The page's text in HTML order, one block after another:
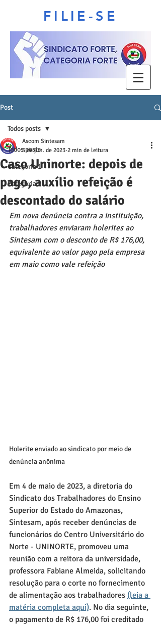
FILIE-SE
Post
Todos posts
Categoria 1
Categoria 2
Todos posts
Caso Uninorte: depois de
pago, auxílio refeição é
descontado do salário
Ascom Sintesam
5 de jun. de 2023 2 min de leitura
Em nova denúncia contra a instituição,
trabalhadores enviaram holerites ao
Sintesam com o desconto de R$ 176,00,
equivalente ao valor pago pela empresa
em maio como vale refeição
Holerite enviado ao sindicato por meio de
denúncia anônima
Em 4 de maio de 2023, a diretoria do
Sindicato dos Trabalhadores do Ensino
Superior do Estado do Amazonas,
Sintesam, após receber denúncias de
funcionários do Centro Universitário do
Norte - UNINORTE, promoveu uma
reunião com a reitora da universidade,
professora Fabiane Almeida, solicitando
resolução para o corte no fornecimento
de alimentação aos trabalhadores (leia a
matéria completa aqui). No dia seguinte,
o pagamento de R$ 176,00 foi creditado